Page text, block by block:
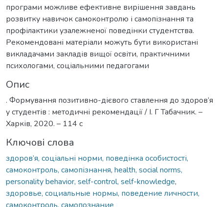
програми можливе ефективне вирішення завдань
розвитку навичок самоконтролю і самопізнання та
профілактики узалежненої поведінки студентства.
Рекомендовані матеріали можуть бути використані
викладачами закладів вищої освіти, практичними
психологами, соціальними педагогами
Опис
. Формування позитивно-дієвого ставлення до здоров’я
у студентів : методичні рекомендації / І. Г Табачник. –
Харків, 2020. – 114 с
Ключові слова
здоров’я, соціальні норми, поведінка особистості,
самоконтроль, самопізнання, health, social norms,
personality behavior, self-control, self-knowledge,
здоровье, социальные нормы, поведение личности,